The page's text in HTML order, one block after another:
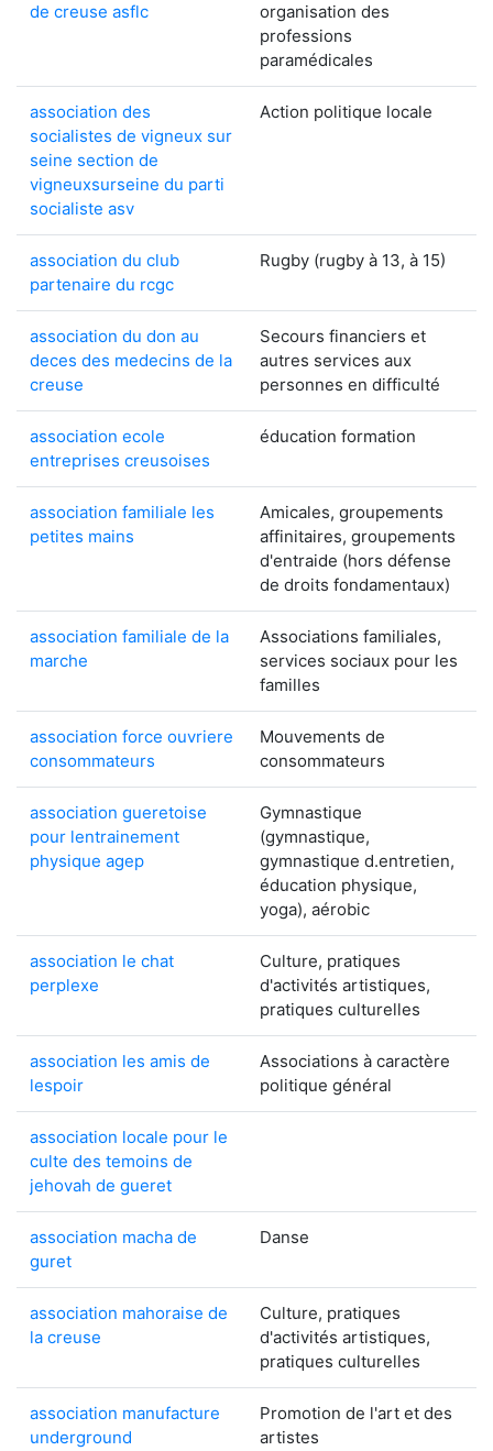
de creuse asflc
organisation des
professions
paramédicales
association des
socialistes de vigneux sur
seine section de
vigneuxsurseine du parti
socialiste asv
Action politique locale
association du club
partenaire du rcgc
Rugby (rugby à 13, à 15)
association du don au
deces des medecins de la
creuse
Secours financiers et
autres services aux
personnes en difficulté
association ecole
entreprises creusoises
éducation formation
association familiale les
petites mains
Amicales, groupements
affinitaires, groupements
d'entraide (hors défense
de droits fondamentaux)
association familiale de la
marche
Associations familiales,
services sociaux pour les
familles
association force ouvriere
consommateurs
Mouvements de
consommateurs
association gueretoise
pour lentrainement
physique agep
Gymnastique
(gymnastique,
gymnastique d.entretien,
éducation physique,
yoga), aérobic
association le chat
perplexe
Culture, pratiques
d'activités artistiques,
pratiques culturelles
association les amis de
lespoir
Associations à caractère
politique général
association locale pour le
culte des temoins de
jehovah de gueret
association macha de
guret
Danse
association mahoraise de
la creuse
Culture, pratiques
d'activités artistiques,
pratiques culturelles
association manufacture
underground
Promotion de l'art et des
artistes